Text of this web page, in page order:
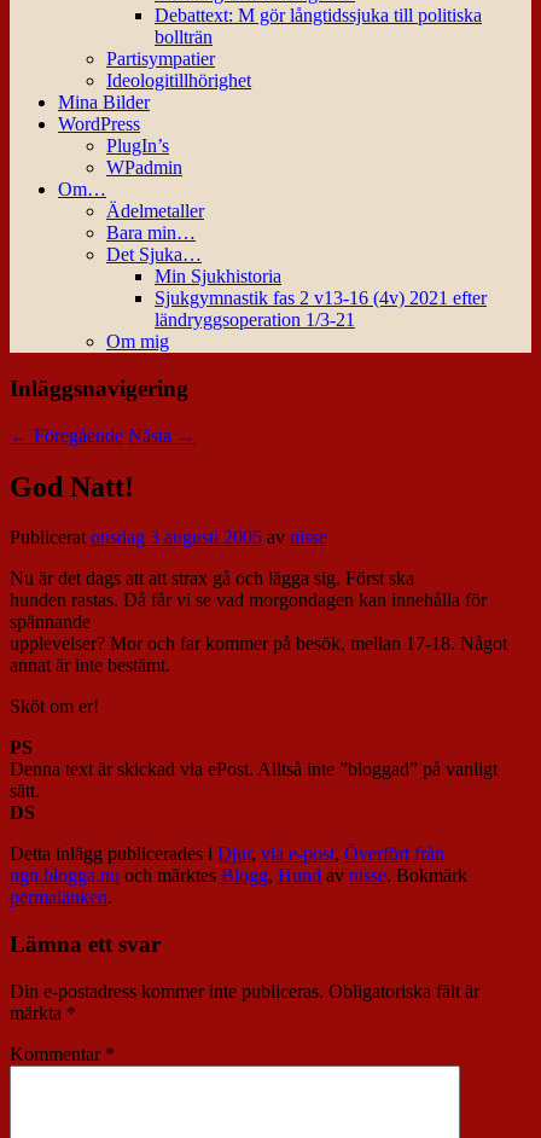
Debattext: M gör långtidssjuka till politiska
bollträn
Partisympatier
Ideologitillhörighet
Mina Bilder
WordPress
PlugIn’s
WPadmin
Om…
Ädelmetaller
Bara min…
Det Sjuka…
Min Sjukhistoria
Sjukgymnastik fas 2 v13-16 (4v) 2021 efter
ländryggsoperation 1/3-21
Om mig
Inläggsnavigering
← Föregående Nästa →
God Natt!
Publiceratonsdag 3 augusti 2005 av nisse
Nu är det dags att att strax gå och lägga sig. Först ska
hunden rastas. Då får vi se vad morgondagen kan innehålla för
spännande
upplevelser? Mor och far kommer på besök, mellan 17-18. Något
annat är inte bestämt.
Sköt om er!
PS
Denna text är skickad via ePost. Alltså inte ”bloggad” på vanligt
sätt.
DS
Detta inlägg publicerades i Djur, via e-post, Överfört från
ngn.blogga.nu och märktes Blogg, Hund av nisse. Bokmärk
permalänken.
Lämna ett svar
Din e-postadress kommer inte publiceras. Obligatoriska fält är
märkta *
Kommentar *